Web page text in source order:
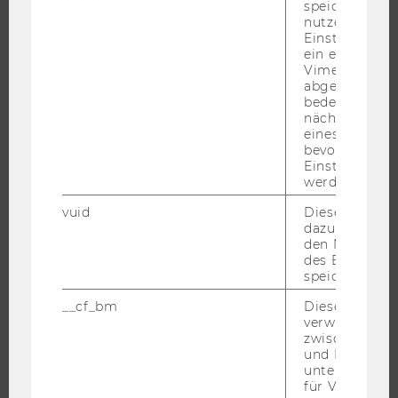
ORGANISATION DER FORSCHUNG
UNIVERSITÄT
speichert
ein
Vimeo-Video
abgespielt
bedeutet,
nächsten
eines Vimeo-
bevorzugten
werden.
vuid
Dieser
dazu
den
des
speichern.
__cf_bm
Dieses
verwendet,
zwischen
und Bots zu
für Vimeo